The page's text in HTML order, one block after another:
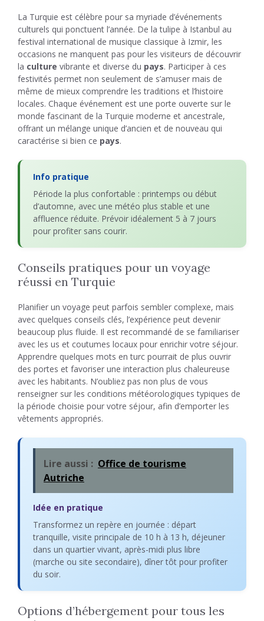
La Turquie est célèbre pour sa myriade d’événements
culturels qui ponctuent l’année. De la tulipe à Istanbul au
festival international de musique classique à Izmir, les
occasions ne manquent pas pour les visiteurs de découvrir
la culture vibrante et diverse du pays. Participer à ces
festivités permet non seulement de s’amuser mais de
même de mieux comprendre les traditions et l’histoire
locales. Chaque événement est une porte ouverte sur le
monde fascinant de la Turquie moderne et ancestrale,
offrant un mélange unique d’ancien et de nouveau qui
caractérise si bien ce pays.
Info pratique
Période la plus confortable : printemps ou début
d’automne, avec une météo plus stable et une
affluence réduite. Prévoir idéalement 5 à 7 jours
pour profiter sans courir.
Conseils pratiques pour un voyage
réussi en Turquie
Planifier un voyage peut parfois sembler complexe, mais
avec quelques conseils clés, l’expérience peut devenir
beaucoup plus fluide. Il est recommandé de se familiariser
avec les us et coutumes locaux pour enrichir votre séjour.
Apprendre quelques mots en turc pourrait de plus ouvrir
des portes et favoriser une interaction plus chaleureuse
avec les habitants. N’oubliez pas non plus de vous
renseigner sur les conditions météorologiques typiques de
la période choisie pour votre séjour, afin d’emporter les
vêtements appropriés.
Lire aussi : Office de tourisme
Autriche
Idée en pratique
Transformez un repère en journée : départ
tranquille, visite principale de 10 h à 13 h, déjeuner
dans un quartier vivant, après-midi plus libre
(marche ou site secondaire), dîner tôt pour profiter
du soir.
Options d’hébergement pour tous les